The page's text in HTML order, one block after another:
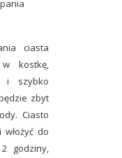
ciasta
w kostkę,
i szybko
zbyt
Ciasto
do
godziny,